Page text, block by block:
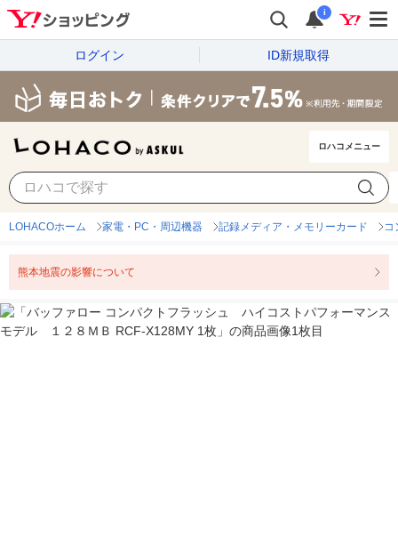
i
ログイン ID新規取得
ロハコメニュー
LOHACOホーム 家電・PC・周辺機器 記録メディア・メモリーカード コ
熊本地震の影響について